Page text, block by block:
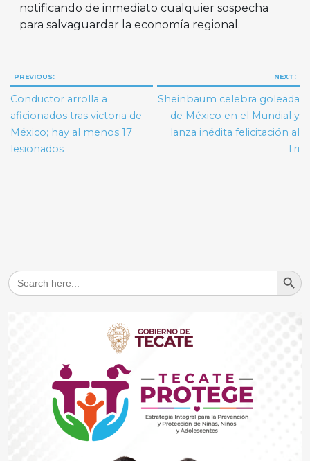
notificando de inmediato cualquier sospecha
para salvaguardar la economía regional.
Navegación
de
entradas
PREVIOUS:
Conductor arrolla a
aficionados tras victoria de
México; hay al menos 17
lesionados
NEXT:
Sheinbaum celebra goleada
de México en el Mundial y
lanza inédita felicitación al
Tri
Search
for:
Search